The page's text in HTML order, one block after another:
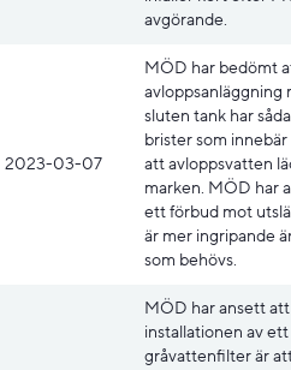
avgörande.
2023-03-07
MÖD har bedömt
avloppsanläggning
sluten tank har
brister som innebär
att avloppsvatten
marken. MÖD har
ett förbud mot
är mer ingripande
som behövs.
MÖD har ansett att
installationen av ett
gråvattenfilter är